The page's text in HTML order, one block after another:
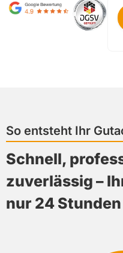
So entsteht Ihr
Schnell,
zuverlässig –
nur 24 Stunden